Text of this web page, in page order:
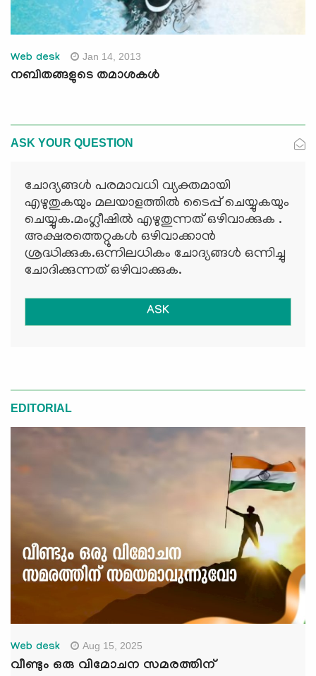
Web desk Jan 14, 2013
നബിതങ്ങളുടെ തമാശകള്‍
ASK YOUR QUESTION
ചോദ്യങ്ങള്‍ പരമാവധി വ്യക്തമായി
എഴുതുകയും മലയാളത്തില്‍ ടൈപ്പ് ചെയ്യുകയും
ചെയ്യുക.മംഗ്ലീഷില്‍ എഴുതുന്നത് ഒഴിവാക്കുക .
അക്ഷരത്തെറ്റുകള്‍ ഒഴിവാക്കാന്‍
ശ്രദ്ധിക്കുക.ഒന്നിലധികം ചോദ്യങ്ങള്‍ ഒന്നിച്ചു
ചോദിക്കുന്നത് ഒഴിവാക്കുക.
ASK
EDITORIAL
Web desk Aug 15, 2025
വീണ്ടും ഒരു വിമോചന സമരത്തിന്